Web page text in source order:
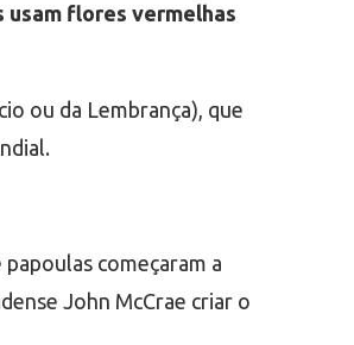
flores vermelhas
ou da Lembrança), que
começaram a
John McCrae criar o